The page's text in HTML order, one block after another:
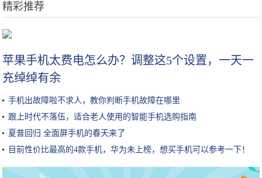
精彩推荐
苹果手机太费电怎么办？调整这5个设置，一天一
充绰绰有余
手机出故障啦不求人，教你判断手机故障在哪里
跟上时代不落伍，适合老人使用的智能手机选购指南
夏普回归 全面屏手机的春天来了
目前性价比最高的4款手机，华为未上榜，想买手机可以参考一下！